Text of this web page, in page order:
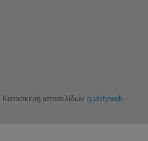
Κατασκευή ιστοσελίδων qualityweb